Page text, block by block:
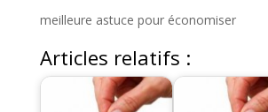
meilleure astuce pour économiser
Articles relatifs :